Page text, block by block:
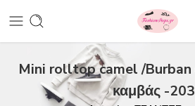
Mini rolltop camel /Burban
καμβάς -